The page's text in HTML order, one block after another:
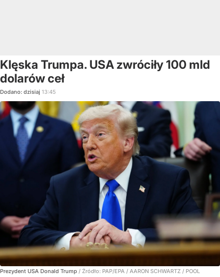
Klęska Trumpa. USA zwróciły 100 mld
dolarów ceł
Dodano: dzisiaj 13:45
Prezydent USA Donald Trump / Źródło: PAP/EPA / AARON SCHWARTZ / POOL